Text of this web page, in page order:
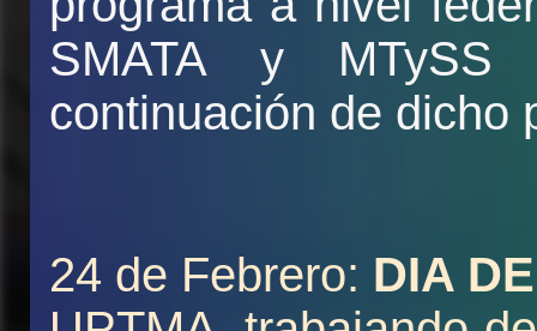
SMATA y
continuación de dicho
24 de Febrero: DIA